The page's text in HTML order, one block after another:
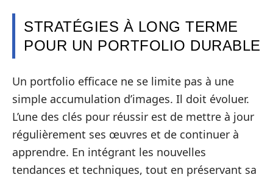
STRATÉGIES À LONG TERME
POUR UN PORTFOLIO DURABLE
Un portfolio efficace ne se limite pas à une
simple accumulation d’images. Il doit évoluer.
L’une des clés pour réussir est de mettre à jour
régulièrement ses œuvres et de continuer à
apprendre. En intégrant les nouvelles
tendances et techniques, tout en préservant sa